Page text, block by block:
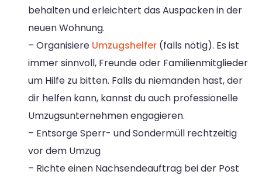
behalten und erleichtert das Auspacken in der
neuen Wohnung.
– Organisiere Umzugshelfer (falls nötig). Es ist
immer sinnvoll, Freunde oder Familienmitglieder
um Hilfe zu bitten. Falls du niemanden hast, der
dir helfen kann, kannst du auch professionelle
Umzugsunternehmen engagieren.
– Entsorge Sperr- und Sondermüll rechtzeitig
vor dem Umzug
– Richte einen Nachsendeauftrag bei der Post